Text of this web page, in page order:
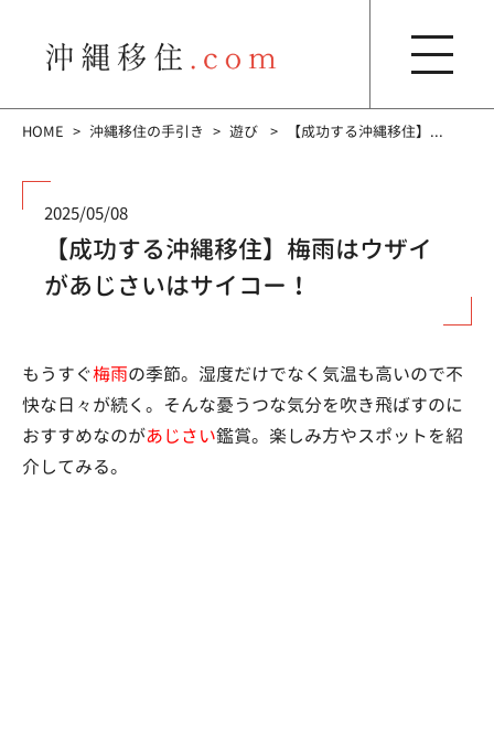
HOME 沖縄移住の手引き 遊び 【成功する沖縄移住】...
2025/05/08
【成功する沖縄移住】梅雨はウザイ
があじさいはサイコー！
もうすぐ梅雨の季節。湿度だけでなく気温も高いので不
快な日々が続く。そんな憂うつな気分を吹き飛ばすのに
おすすめなのがあじさい鑑賞。楽しみ方やスポットを紹
介してみる。